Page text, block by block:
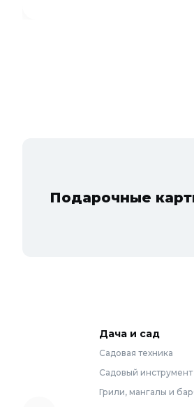
Подарочные
Дача и сад
Садовая техника
Садовый инструмент
Грили, мангалы и